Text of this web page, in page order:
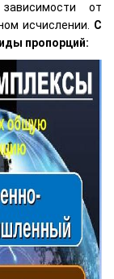
от
исчислении. С
пропорций: